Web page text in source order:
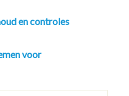
en controles
voor